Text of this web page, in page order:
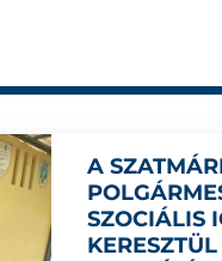
A
SZOCIÁLIS